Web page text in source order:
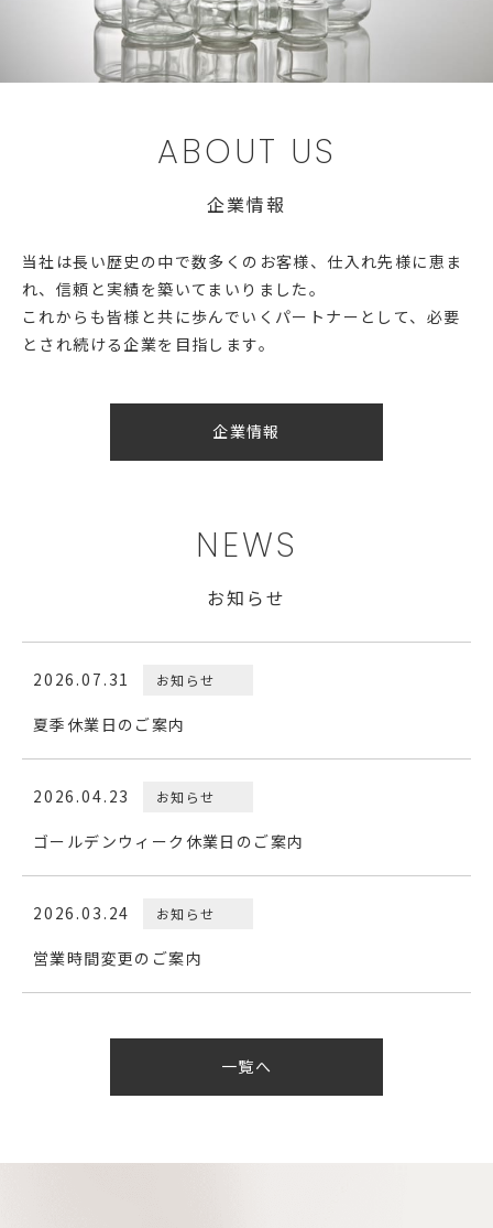
ABOUT US
企業情報
当社は長い歴史の中で数多くのお客様、仕入れ先様に恵ま
れ、信頼と実績を築いてまいりました。
これからも皆様と共に歩んでいくパートナーとして、必要
とされ続ける企業を目指します。
企業情報
NEWS
お知らせ
2026.07.31 お知らせ
夏季休業日のご案内
2026.04.23 お知らせ
ゴールデンウィーク休業日のご案内
2026.03.24 お知らせ
営業時間変更のご案内
一覧へ